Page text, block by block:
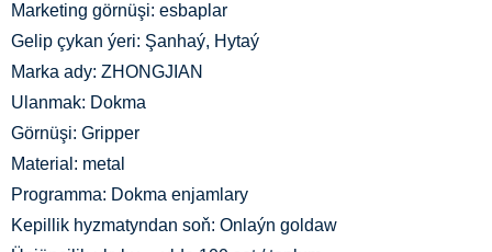
Marketing görnüşi: esbaplar
Gelip çykan ýeri: Şanhaý, Hytaý
Marka ady: ZHONGJIAN
Ulanmak: Dokma
Görnüşi: Gripper
Material: metal
Programma: Dokma enjamlary
Kepillik hyzmatyndan soň: Onlaýn goldaw